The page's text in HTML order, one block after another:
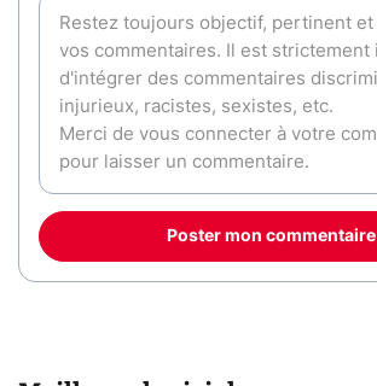
Poster mon commentaire